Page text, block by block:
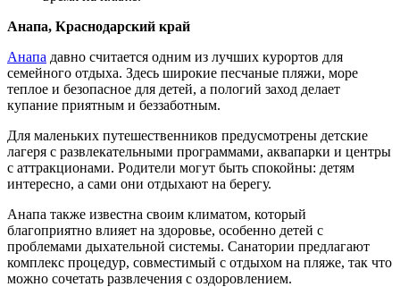
Анапа, Краснодарский край
Анапа давно считается одним из лучших курортов для
семейного отдыха. Здесь широкие песчаные пляжи, море
теплое и безопасное для детей, а пологий заход делает
купание приятным и беззаботным.
Для маленьких путешественников предусмотрены детские
лагеря с развлекательными программами, аквапарки и центры
с аттракционами. Родители могут быть спокойны: детям
интересно, а сами они отдыхают на берегу.
Анапа также известна своим климатом, который
благоприятно влияет на здоровье, особенно детей с
проблемами дыхательной системы. Санатории предлагают
комплекс процедур, совместимый с отдыхом на пляже, так что
можно сочетать развлечения с оздоровлением.